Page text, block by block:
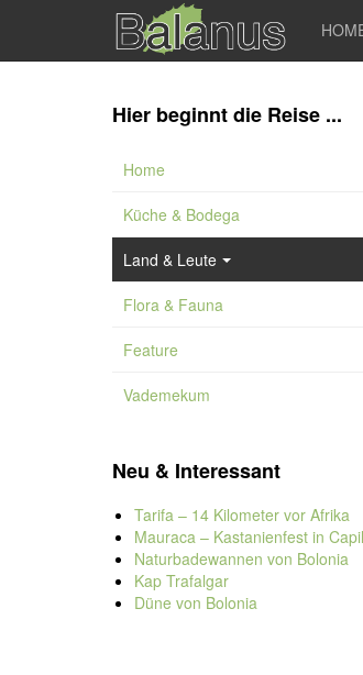
Hier beginnt die Reise ...
Home
Küche & Bodega
Land & Leute
Flora & Fauna
Feature
Vademekum
Neu & Interessant
Tarifa – 14 Kilometer vor Afrika
Mauraca – Kastanienfest in
Naturbadewannen von Bolonia
Kap Trafalgar
Düne von Bolonia